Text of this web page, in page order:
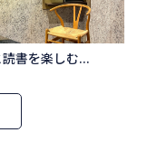
書を楽しむ...